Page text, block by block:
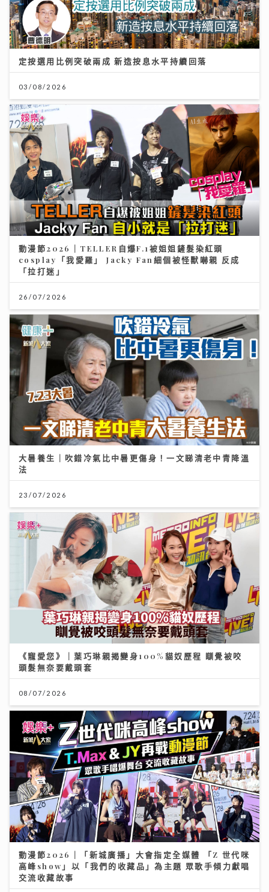
定按選用比例突破兩成 新造按息水平持續回落
03/08/2026
動漫節2026｜TELLER自爆F.1被姐姐鏟髮染紅頭
cosplay「我愛羅」 Jacky Fan細個被怪獸嚇親 反成
「拉打迷」
26/07/2026
大暑養生｜吹錯冷氣比中暑更傷身！一文睇清老中青降溫
法
23/07/2026
《寵愛您》｜葉巧琳親揭變身100%貓奴歷程 瞓覺被咬
頭髮無奈要戴頭套
08/07/2026
動漫節2026｜「新城廣播」大會指定全媒體 「Z 世代咪
高峰show」以「我們的收藏品」為主題 眾歌手傾力獻唱
交流收藏故事